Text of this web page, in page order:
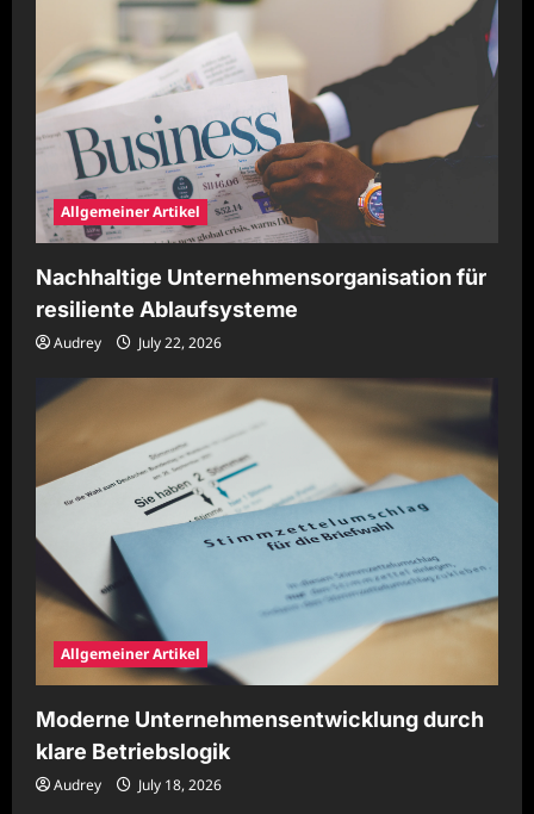
Allgemeiner Artikel
Nachhaltige Unternehmensorganisation für
resiliente Ablaufsysteme
Audrey July 22, 2026
Allgemeiner Artikel
Moderne Unternehmensentwicklung durch
klare Betriebslogik
Audrey July 18, 2026